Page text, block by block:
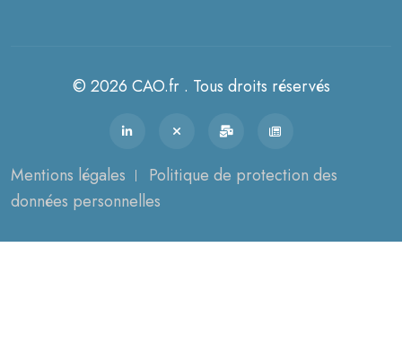
© 2026 CAO.fr . Tous droits réservés
Mentions légales
Politique de protection des
données personnelles